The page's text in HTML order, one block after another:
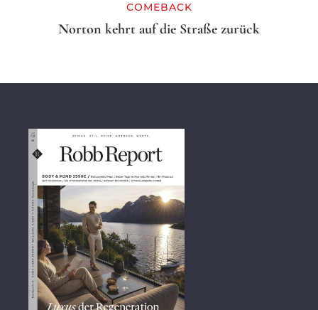
COMEBACK
Norton kehrt auf die Straße zurück